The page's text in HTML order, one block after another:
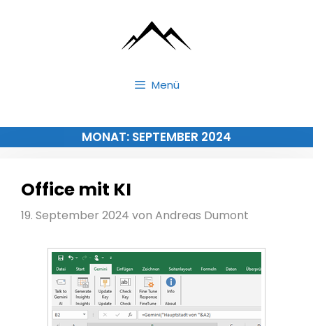
Menü
MONAT: SEPTEMBER 2024
Office mit KI
19. September 2024 von Andreas Dumont